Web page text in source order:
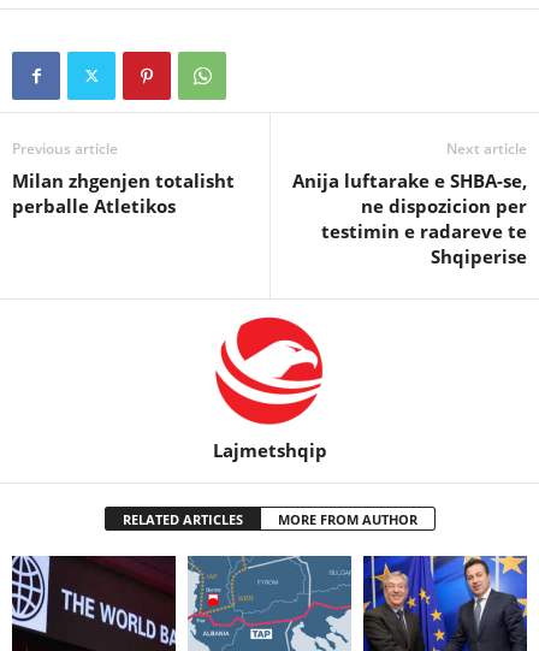
Previous article
Milan zhgenjen totalisht
perballe Atletikos
Next article
Anija luftarake e SHBA-se,
ne dispozicion per
testimin e radareve te
Shqiperise
Lajmetshqip
RELATED ARTICLES MORE FROM AUTHOR